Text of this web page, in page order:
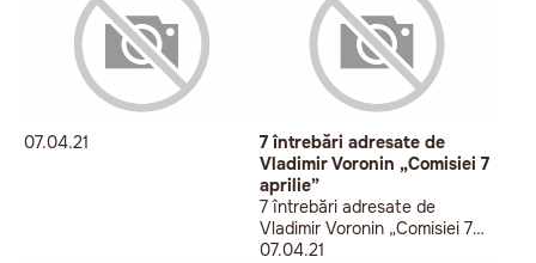
07.04.21
7 întrebări adresate de
Vladimir Voronin „Comisiei 7
aprilie”
7 întrebări adresate de
Vladimir Voronin „Comisiei 7
aprilie”
07.04.21